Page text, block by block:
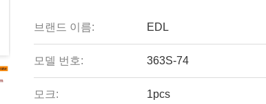
브랜드 이름: EDL
모델 번호: 363S-74
모크: 1pcs